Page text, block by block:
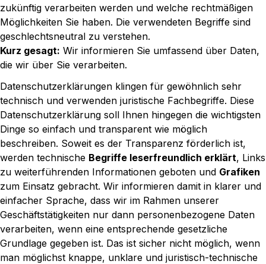
zukünftig verarbeiten werden und welche rechtmäßigen
Möglichkeiten Sie haben. Die verwendeten Begriffe sind
geschlechtsneutral zu verstehen.
Kurz gesagt: Wir informieren Sie umfassend über Daten,
die wir über Sie verarbeiten.
Datenschutzerklärungen klingen für gewöhnlich sehr
technisch und verwenden juristische Fachbegriffe. Diese
Datenschutzerklärung soll Ihnen hingegen die wichtigsten
Dinge so einfach und transparent wie möglich
beschreiben. Soweit es der Transparenz förderlich ist,
werden technische Begriffe leserfreundlich erklärt, Links
zu weiterführenden Informationen geboten und Grafiken
zum Einsatz gebracht. Wir informieren damit in klarer und
einfacher Sprache, dass wir im Rahmen unserer
Geschäftstätigkeiten nur dann personenbezogene Daten
verarbeiten, wenn eine entsprechende gesetzliche
Grundlage gegeben ist. Das ist sicher nicht möglich, wenn
man möglichst knappe, unklare und juristisch-technische